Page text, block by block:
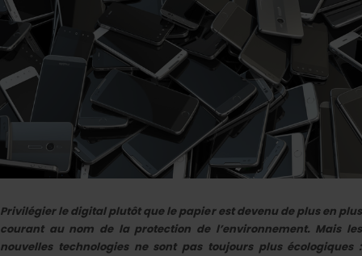
Privilégier le digital plutôt que le papier est devenu de plus en plus
courant au nom de la protection de l’environnement. Mais les
nouvelles technologies ne sont pas toujours plus écologiques :